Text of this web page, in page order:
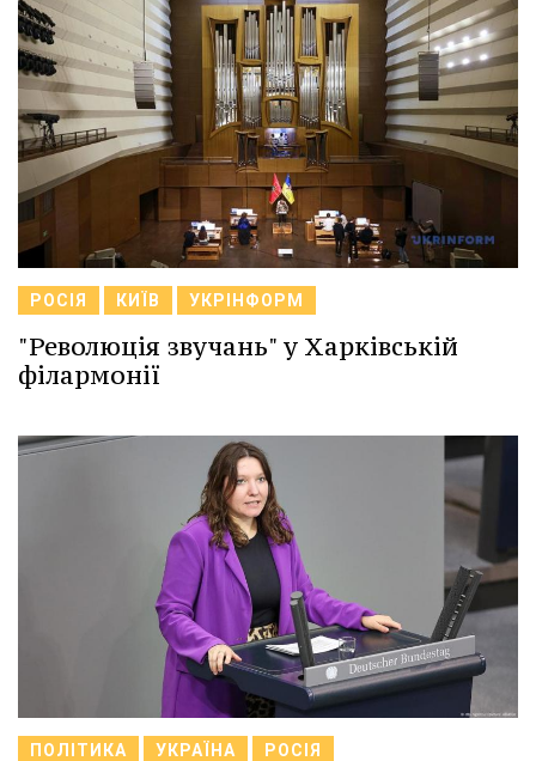
РОСІЯ КИЇВ УКРІНФОРМ
"Революція звучань" у Харківській
філармонії
ПОЛІТИКА УКРАЇНА РОСІЯ